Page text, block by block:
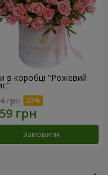
в коробці "Рожевий
грн
Замовити